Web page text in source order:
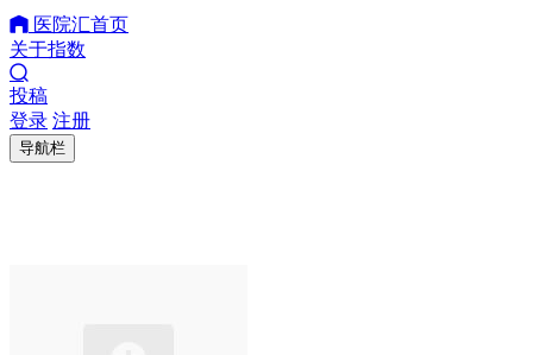
医院汇首页
关于指数
投稿
登录 注册
导航栏